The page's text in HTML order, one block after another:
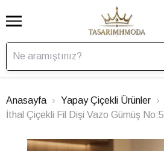
Anasayfa
Yapay Çiçekli Ürünler
İthal Çiçekli Fil Dişi Vazo Gümüş No:5